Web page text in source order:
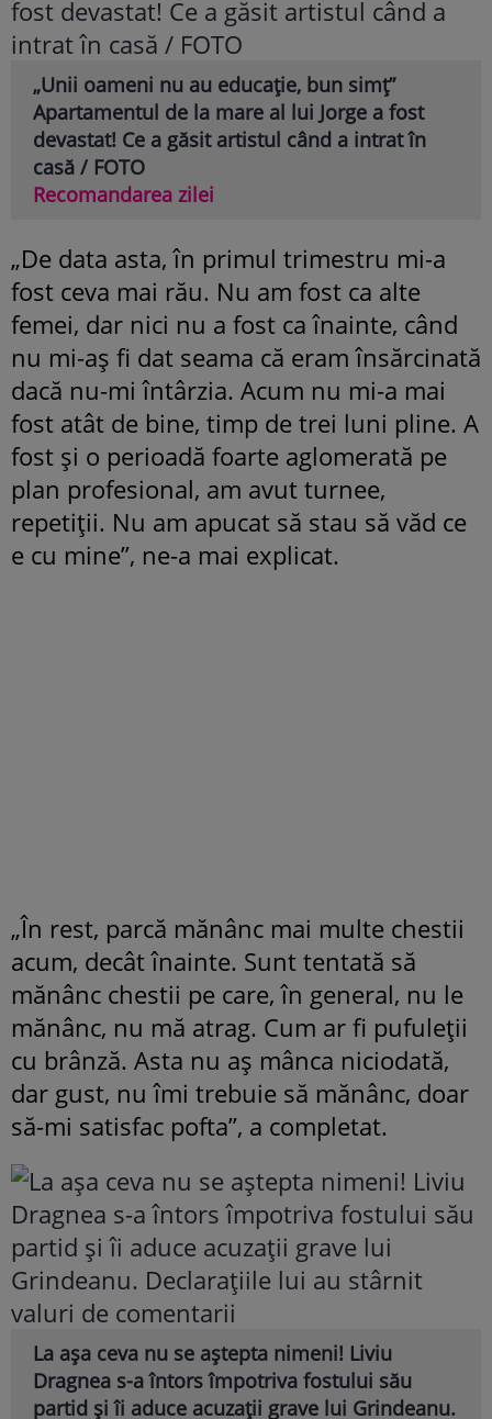
„Unii oameni nu au educație, bun simț”
Apartamentul de la mare al lui Jorge a fost
devastat! Ce a găsit artistul când a intrat în
casă / FOTO
Recomandarea zilei
„De data asta, în primul trimestru mi-a
fost ceva mai rău. Nu am fost ca alte
femei, dar nici nu a fost ca înainte, când
nu mi-aș fi dat seama că eram însărcinată
dacă nu-mi întârzia. Acum nu mi-a mai
fost atât de bine, timp de trei luni pline. A
fost și o perioadă foarte aglomerată pe
plan profesional, am avut turnee,
repetiții. Nu am apucat să stau să văd ce
e cu mine”, ne-a mai explicat.
„În rest, parcă mănânc mai multe chestii
acum, decât înainte. Sunt tentată să
mănânc chestii pe care, în general, nu le
mănânc, nu mă atrag. Cum ar fi pufuleții
cu brânză. Asta nu aș mânca niciodată,
dar gust, nu îmi trebuie să mănânc, doar
să-mi satisfac pofta”, a completat.
La așa ceva nu se aștepta nimeni! Liviu
Dragnea s-a întors împotriva fostului său
partid și îi aduce acuzații grave lui Grindeanu.